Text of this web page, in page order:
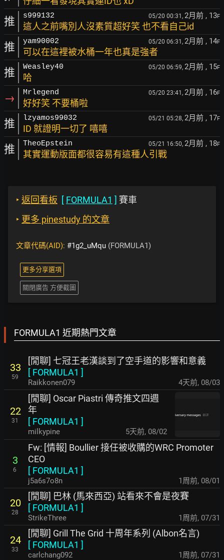
推 s999132 05/20 00:31, 2月前 , 13F
這人之前嘴別人沒素質超好笑 也不看自己id
推 yam90002 05/20 06:31, 2月前 , 14F
可以在這裡被水桶一年也真是強者
推 Weasley40 05/20 06:59, 2月前 , 15F
哈
→ Mrlegend 05/20 23:41, 2月前 , 16F
好好笑 不要桶啦
推 lzyamos99032 05/21 05:28, 2月前 , 17F
ID 就證明一切了 嘻嘻
推 TheoEpstein 05/21 16:50, 2月前 , 18F
其實運動版面都很容易有這種人引戰
‣ 返回看板 [ FORMULA1 ] 賽車
‣ 更多 pinestudy 的文章
文章代碼(AID): #1g2_uMqu (FORMULA1)
更多分享選項
關閉廣告 方便截圖
FORMULA1 近期熱門文章
33
59
[閒聊] 七冠王老漢談到了空手道的影響和意義
[ FORMULA1 ]
Raikkonen079 4天前, 08/03
22
31
[閒聊] Oscar Piastri 傳奇推文四週
年
[ FORMULA1 ]
milkypine 5天前, 08/02
3
6
Fw: [情報] Boullier 接任被收購的WRC Promoter
CEO
[ FORMULA1 ]
j5a6s7o8n 1周前, 08/01
20
28
[閒聊] 巴林 (馬來西亞) 站看來不會是夜賽
[ FORMULA1 ]
StrikeThree 1周前, 07/31
24
33
[閒聊] Grill The Grid 十周年系列 (Albon名言)
[ FORMULA1 ]
carlchang092 1周前, 07/31